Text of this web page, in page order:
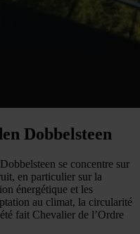
Dobbelsteen
se concentre sur
en particulier sur la
énergétique et les
au climat, la circularité
fait Chevalier de l’Ordre